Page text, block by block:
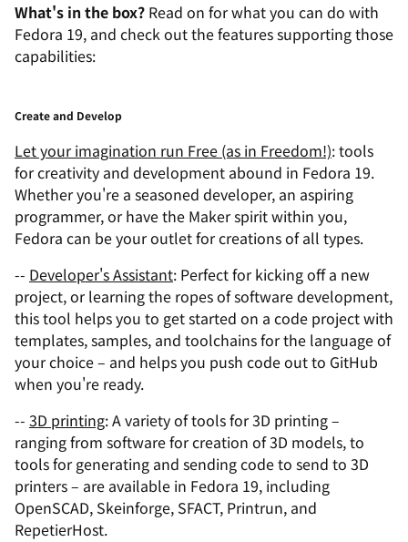
What's in the box? Read on for what you can do with
Fedora 19, and check out the features supporting those
capabilities:
Create and Develop
Let your imagination run Free (as in Freedom!): tools
for creativity and development abound in Fedora 19.
Whether you're a seasoned developer, an aspiring
programmer, or have the Maker spirit within you,
Fedora can be your outlet for creations of all types.
-- Developer's Assistant: Perfect for kicking off a new
project, or learning the ropes of software development,
this tool helps you to get started on a code project with
templates, samples, and toolchains for the language of
your choice – and helps you push code out to GitHub
when you're ready.
-- 3D printing: A variety of tools for 3D printing –
ranging from software for creation of 3D models, to
tools for generating and sending code to send to 3D
printers – are available in Fedora 19, including
OpenSCAD, Skeinforge, SFACT, Printrun, and
RepetierHost.